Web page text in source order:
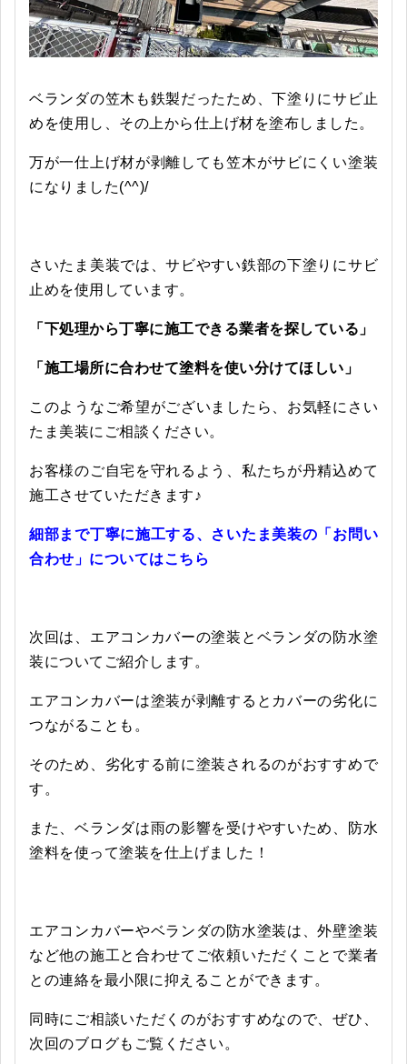
ベランダの笠木も鉄製だったため、下塗りにサビ止
めを使用し、その上から仕上げ材を塗布しました。
万が一仕上げ材が剥離しても笠木がサビにくい塗装
になりました(^^)/
さいたま美装では、サビやすい鉄部の下塗りにサビ
止めを使用しています。
「下処理から丁寧に施工できる業者を探している」
「施工場所に合わせて塗料を使い分けてほしい」
このようなご希望がございましたら、お気軽にさい
たま美装にご相談ください。
お客様のご自宅を守れるよう、私たちが丹精込めて
施工させていただきます♪
細部まで丁寧に施工する、さいたま美装の「お問い
合わせ」についてはこちら
次回は、エアコンカバーの塗装とベランダの防水塗
装についてご紹介します。
エアコンカバーは塗装が剥離するとカバーの劣化に
つながることも。
そのため、劣化する前に塗装されるのがおすすめで
す。
また、ベランダは雨の影響を受けやすいため、防水
塗料を使って塗装を仕上げました！
エアコンカバーやベランダの防水塗装は、外壁塗装
など他の施工と合わせてご依頼いただくことで業者
との連絡を最小限に抑えることができます。
同時にご相談いただくのがおすすめなので、ぜひ、
次回のブログもご覧ください。